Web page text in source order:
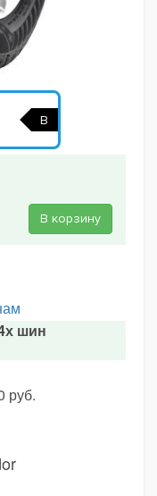
B
В корзину
шин
руб.